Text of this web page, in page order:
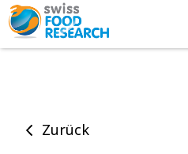
Zurück